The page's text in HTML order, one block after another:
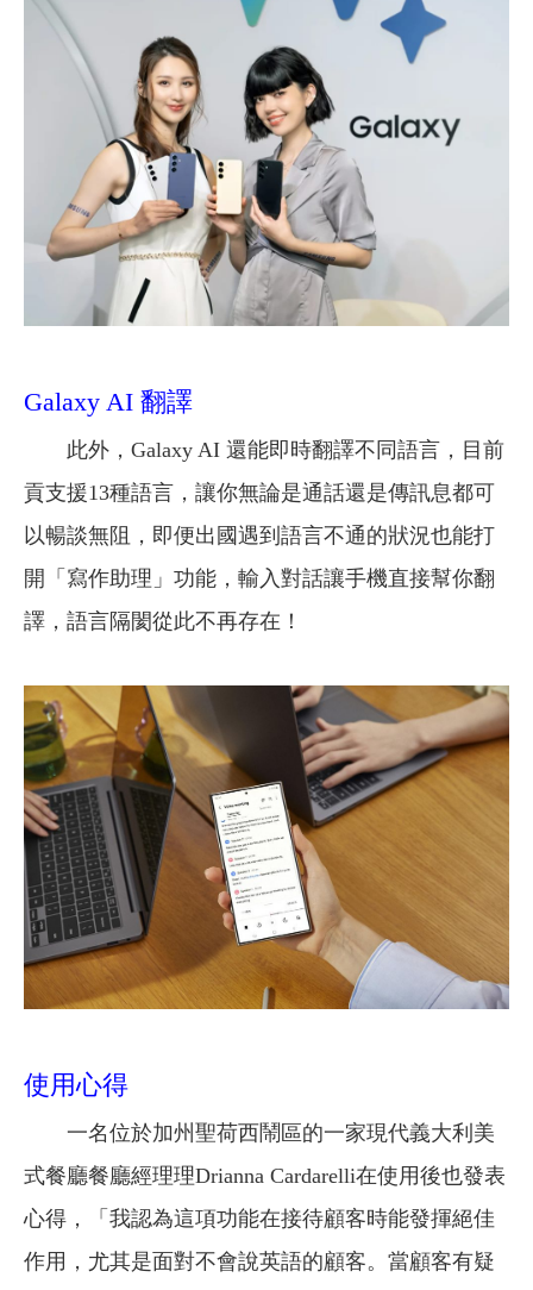
Galaxy AI 翻譯
此外，Galaxy AI 還能即時翻譯不同語言，目前
貢支援13種語言，讓你無論是通話還是傳訊息都可
以暢談無阻，即便出國遇到語言不通的狀況也能打
開「寫作助理」功能，輸入對話讓手機直接幫你翻
譯，語言隔閡從此不再存在！
使用心得
一名位於加州聖荷西鬧區的一家現代義大利美
式餐廳餐廳經理理Drianna Cardarelli在使用後也發表
心得，「我認為這項功能在接待顧客時能發揮絕佳
作用，尤其是面對不會說英語的顧客。當顧客有疑